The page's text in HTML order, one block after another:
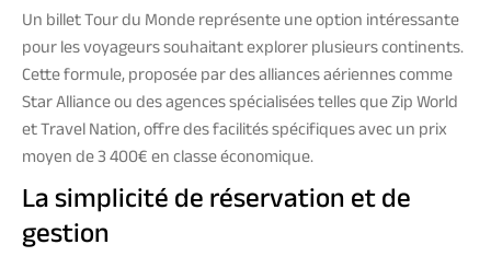
Un billet Tour du Monde représente une option intéressante
pour les voyageurs souhaitant explorer plusieurs continents.
Cette formule, proposée par des alliances aériennes comme
Star Alliance ou des agences spécialisées telles que Zip World
et Travel Nation, offre des facilités spécifiques avec un prix
moyen de 3 400€ en classe économique.
La simplicité de réservation et de
gestion